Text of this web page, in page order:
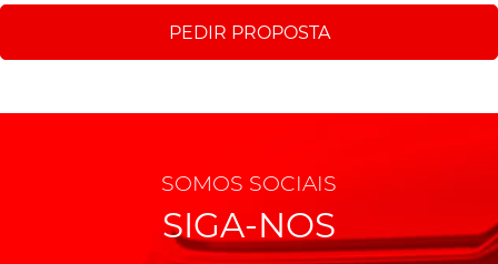
PEDIR PROPOSTA
SOMOS SOCIAIS
SIGA-NOS